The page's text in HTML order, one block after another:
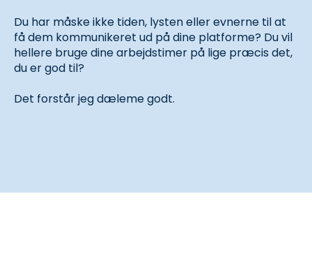
Du har måske ikke tiden, lysten eller evnerne til at
få dem kommunikeret ud på dine platforme? Du vil
hellere bruge dine arbejdstimer på lige præcis det,
du er god til?
Det forstår jeg dæleme godt.